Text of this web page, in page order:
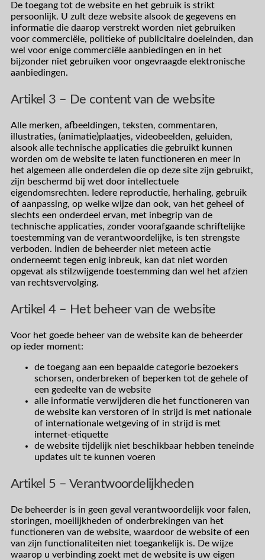
De toegang tot de website en het gebruik is strikt
persoonlijk. U zult deze website alsook de gegevens en
informatie die daarop verstrekt worden niet gebruiken
voor commerciële, politieke of publicitaire doeleinden, dan
wel voor enige commerciële aanbiedingen en in het
bijzonder niet gebruiken voor ongevraagde elektronische
aanbiedingen.
Artikel 3 – De content van de website
Alle merken, afbeeldingen, teksten, commentaren,
illustraties, (animatie)plaatjes, videobeelden, geluiden,
alsook alle technische applicaties die gebruikt kunnen
worden om de website te laten functioneren en meer in
het algemeen alle onderdelen die op deze site zijn gebruikt,
zijn beschermd bij wet door intellectuele
eigendomsrechten. Iedere reproductie, herhaling, gebruik
of aanpassing, op welke wijze dan ook, van het geheel of
slechts een onderdeel ervan, met inbegrip van de
technische applicaties, zonder voorafgaande schriftelijke
toestemming van de verantwoordelijke, is ten strengste
verboden. Indien de beheerder niet meteen actie
onderneemt tegen enig inbreuk, kan dat niet worden
opgevat als stilzwijgende toestemming dan wel het afzien
van rechtsvervolging.
Artikel 4 – Het beheer van de website
Voor het goede beheer van de website kan de beheerder
op ieder moment:
de toegang aan een bepaalde categorie bezoekers
schorsen, onderbreken of beperken tot de gehele of
een gedeelte van de website
alle informatie verwijderen die het functioneren van
de website kan verstoren of in strijd is met nationale
of internationale wetgeving of in strijd is met
internet-etiquette
de website tijdelijk niet beschikbaar hebben teneinde
updates uit te kunnen voeren
Artikel 5 – Verantwoordelijkheden
De beheerder is in geen geval verantwoordelijk voor falen,
storingen, moeilijkheden of onderbrekingen van het
functioneren van de website, waardoor de website of een
van zijn functionaliteiten niet toegankelijk is. De wijze
waarop u verbinding zoekt met de website is uw eigen